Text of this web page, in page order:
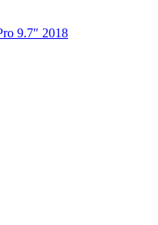
9.7″ 2018